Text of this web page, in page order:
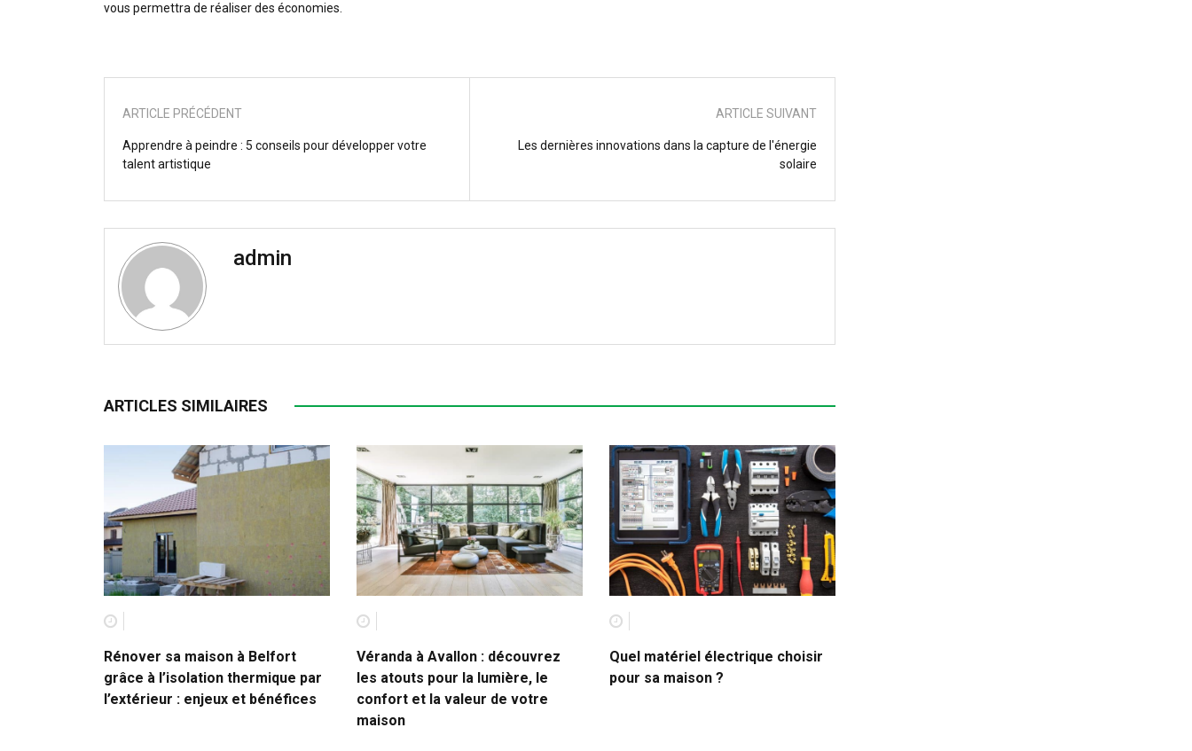
vous permettra de réaliser des économies.
ARTICLE PRÉCÉDENT
Apprendre à peindre : 5 conseils pour développer votre
talent artistique
ARTICLE SUIVANT
Les dernières innovations dans la capture de l'énergie
solaire
admin
ARTICLES SIMILAIRES
Rénover sa maison à Belfort
grâce à l’isolation thermique par
l’extérieur : enjeux et bénéfices
Véranda à Avallon : découvrez
les atouts pour la lumière, le
confort et la valeur de votre
maison
Quel matériel électrique choisir
pour sa maison ?